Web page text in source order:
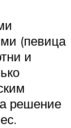
(певица
и
решение